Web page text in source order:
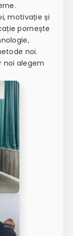
motivație și
pornește
noi.
noi alegem